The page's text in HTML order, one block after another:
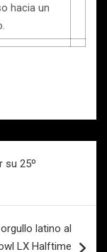
hacia un
su 25º
latino al
LX Halftime